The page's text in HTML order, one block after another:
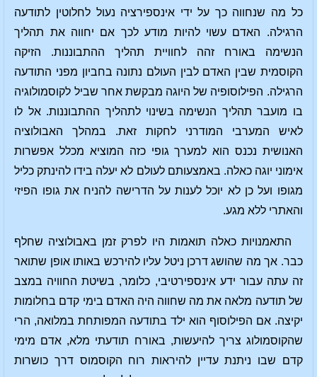
כל מה שנחווה כך על ידי אינספירציה נעול לחלוטין לתודעה
הרגילה. האדם עשוי להיות מודע לכך אם יחווה את תהליך
הנשימה באורח זהה לחוויית תהליך ההתבוננות. הזיקה
הקוסמית שבין האדם לבין העולם נתונה בחביון מפני התודעה
הרגילה. הפילוסופיה של היוגה מבקשת אחר שביל לקוסמולוגיה
בו מועבר תהליך הנשימה בשינוי לתהליך ההתבוננות. אל לו
לאיש המערבי המודרני לחקות זאת. במהלך האבולוציה
האנושית נכנס הוא למערך גופי כזה המוציא מכלל אפשרות
אימוני יוגה כאלה. באמצעותם לעולם לא יעלה בידו להינתק כליל
מגופו ועל כן לא יוכל לענות על הדרישה להניח את גופו הפיזי
והאתרי ללא מגע.
התאמנויות כאלה תואמות היו לפרק זמן באבולוציה שחלף
כבר. אך מה שהושג דרכן ניטל עליו להירכש באותו אופן שתואר
זה עתה עבור ידע אינספירטיבי, כלומר, בשיטת החוויה במצב
של תודעה מלאה את מה שחווה היה האדם בימי קדם בחלומות
יקיצה. אם הפילוסוף הוא ילד בתודעה המפותחת במלואה, הרי
שהקוסמולוג צריך להיעשות, באורח תודעתי מלא, אדם מימי
קדם שבו ניתנת עדיין להיראות רוח הקוסמוס דרך כושרות